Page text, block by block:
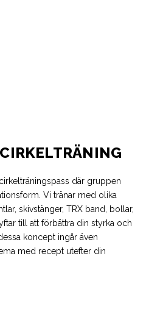
där gruppen
Vi tränar med olika
skivstänger, TRX band, bollar,
till att förbättra din styrka och
koncept ingår även
med recept utefter din